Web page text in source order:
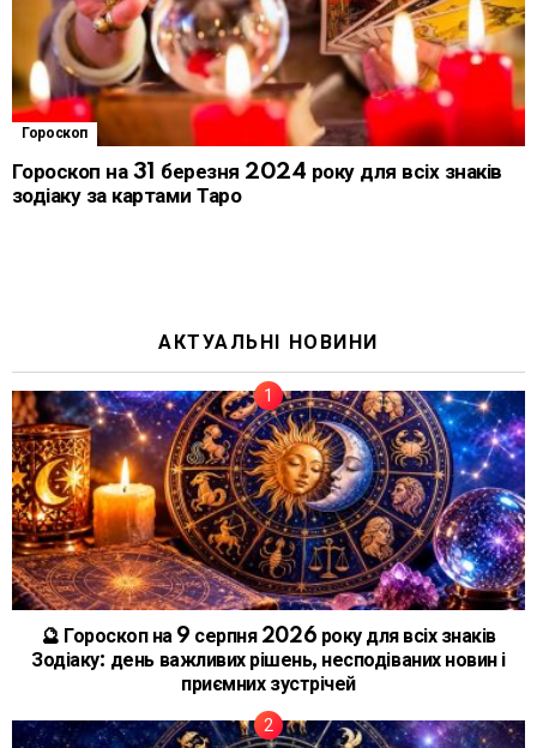
Гороскоп
Гороскоп на 31 березня 2024 року для всіх знаків
зодіаку за картами Таро
АКТУАЛЬНІ НОВИНИ
🔮 Гороскоп на 9 серпня 2026 року для всіх знаків
Зодіаку: день важливих рішень, несподіваних новин і
приємних зустрічей